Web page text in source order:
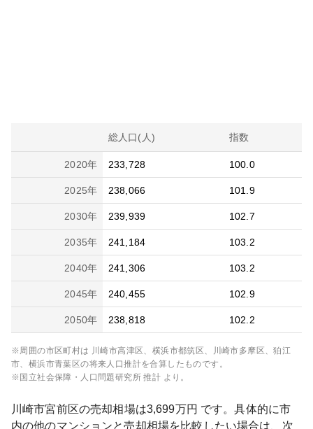
総人口(人) 指数
2020年 233,728 100.0
2025年 238,066 101.9
2030年 239,939 102.7
2035年 241,184 103.2
2040年 241,306 103.2
2045年 240,455 102.9
2050年 238,818 102.2
※周囲の市区町村は 川崎市高津区、横浜市都筑区、川崎市多摩区、狛江
市、横浜市青葉区の将来人口推計を合算したものです。
※国立社会保障・人口問題研究所 推計 より。
川崎市宮前区の売却相場は3,699万円 です。具体的に市
内の他のマンションと売却相場を比較したい場合は、次